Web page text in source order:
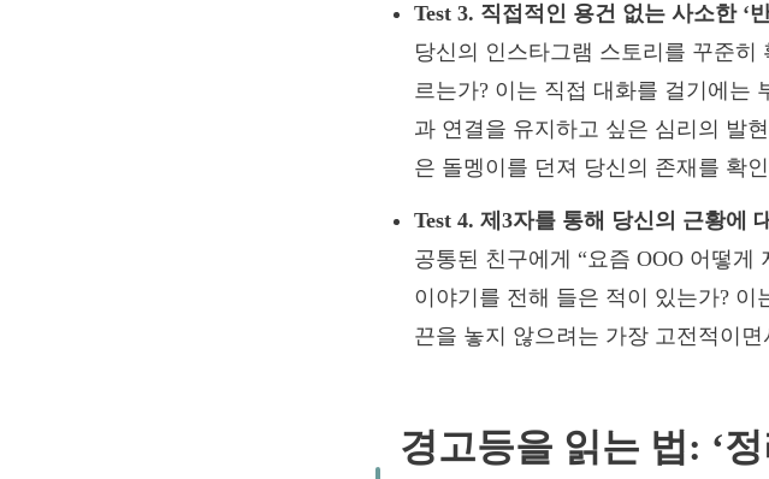
Test 3. 직접적인 용건 없는 사소한 ‘
당신의 인스타그램 스토리를 꾸준히
르는가? 이는 직접 대화를 걸기에는
과 연결을 유지하고 싶은 심리의 발
은 돌멩이를 던져 당신의 존재를 확
Test 4. 제3자를 통해 당신의 근황에
공통된 친구에게 “요즘 OOO 어떻게
이야기를 전해 들은 적이 있는가? 이
끈을 놓지 않으려는 가장 고전적이
경고등을 읽는 법: ‘